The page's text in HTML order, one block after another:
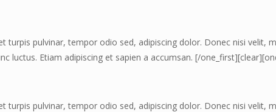
turpis pulvinar, tempor odio sed, adipiscing dolor. Donec nisi velit,
luctus. Etiam adipiscing et sapien a accumsan. [/
turpis pulvinar, tempor odio sed, adipiscing dolor. Donec nisi velit,